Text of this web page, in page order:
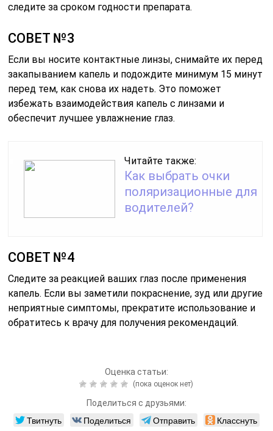
следите за сроком годности препарата.
СОВЕТ №3
Если вы носите контактные линзы, снимайте их перед
закапыванием капель и подождите минимум 15 минут
перед тем, как снова их надеть. Это поможет
избежать взаимодействия капель с линзами и
обеспечит лучшее увлажнение глаз.
Читайте также:
Как выбрать очки
поляризационные для
водителей?
СОВЕТ №4
Следите за реакцией ваших глаз после применения
капель. Если вы заметили покраснение, зуд или другие
неприятные симптомы, прекратите использование и
обратитесь к врачу для получения рекомендаций.
Оценка статьи:
(пока оценок нет)
Поделиться с друзьями:
Твитнуть Поделиться Отправить Класснуть